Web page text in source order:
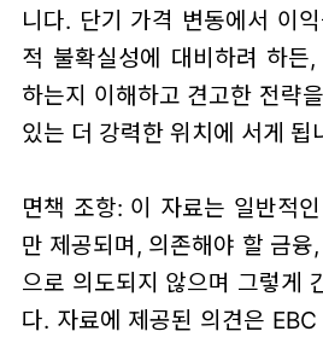
니다. 단기 가격 변동에서 이
적 불확실성에 대비하려 하든
하는지 이해하고 견고한 전략
있는 더 강력한 위치에 서게 됩
면책 조항: 이 자료는 일반적
만 제공되며, 의존해야 할 금융
으로 의도되지 않으며 그렇게
다. 자료에 제공된 의견은